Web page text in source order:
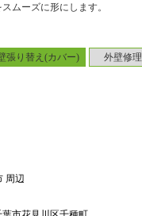
張り替え(カバー) 外壁修理
周辺
ムーズに形にします。